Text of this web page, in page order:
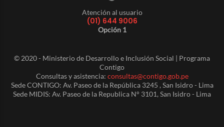
Atención al usuario
(01) 644 9006
Opción 1
© 2020 - Ministerio de Desarrollo e Inclusión Social | Programa
Contigo
Consultas y asistencia: consultas@contigo.gob.pe
Sede CONTIGO: Av. Paseo de la República 3245 , San Isidro - Lima
Sede MIDIS: Av. Paseo de la Republica N° 3101, San Isidro - Lima